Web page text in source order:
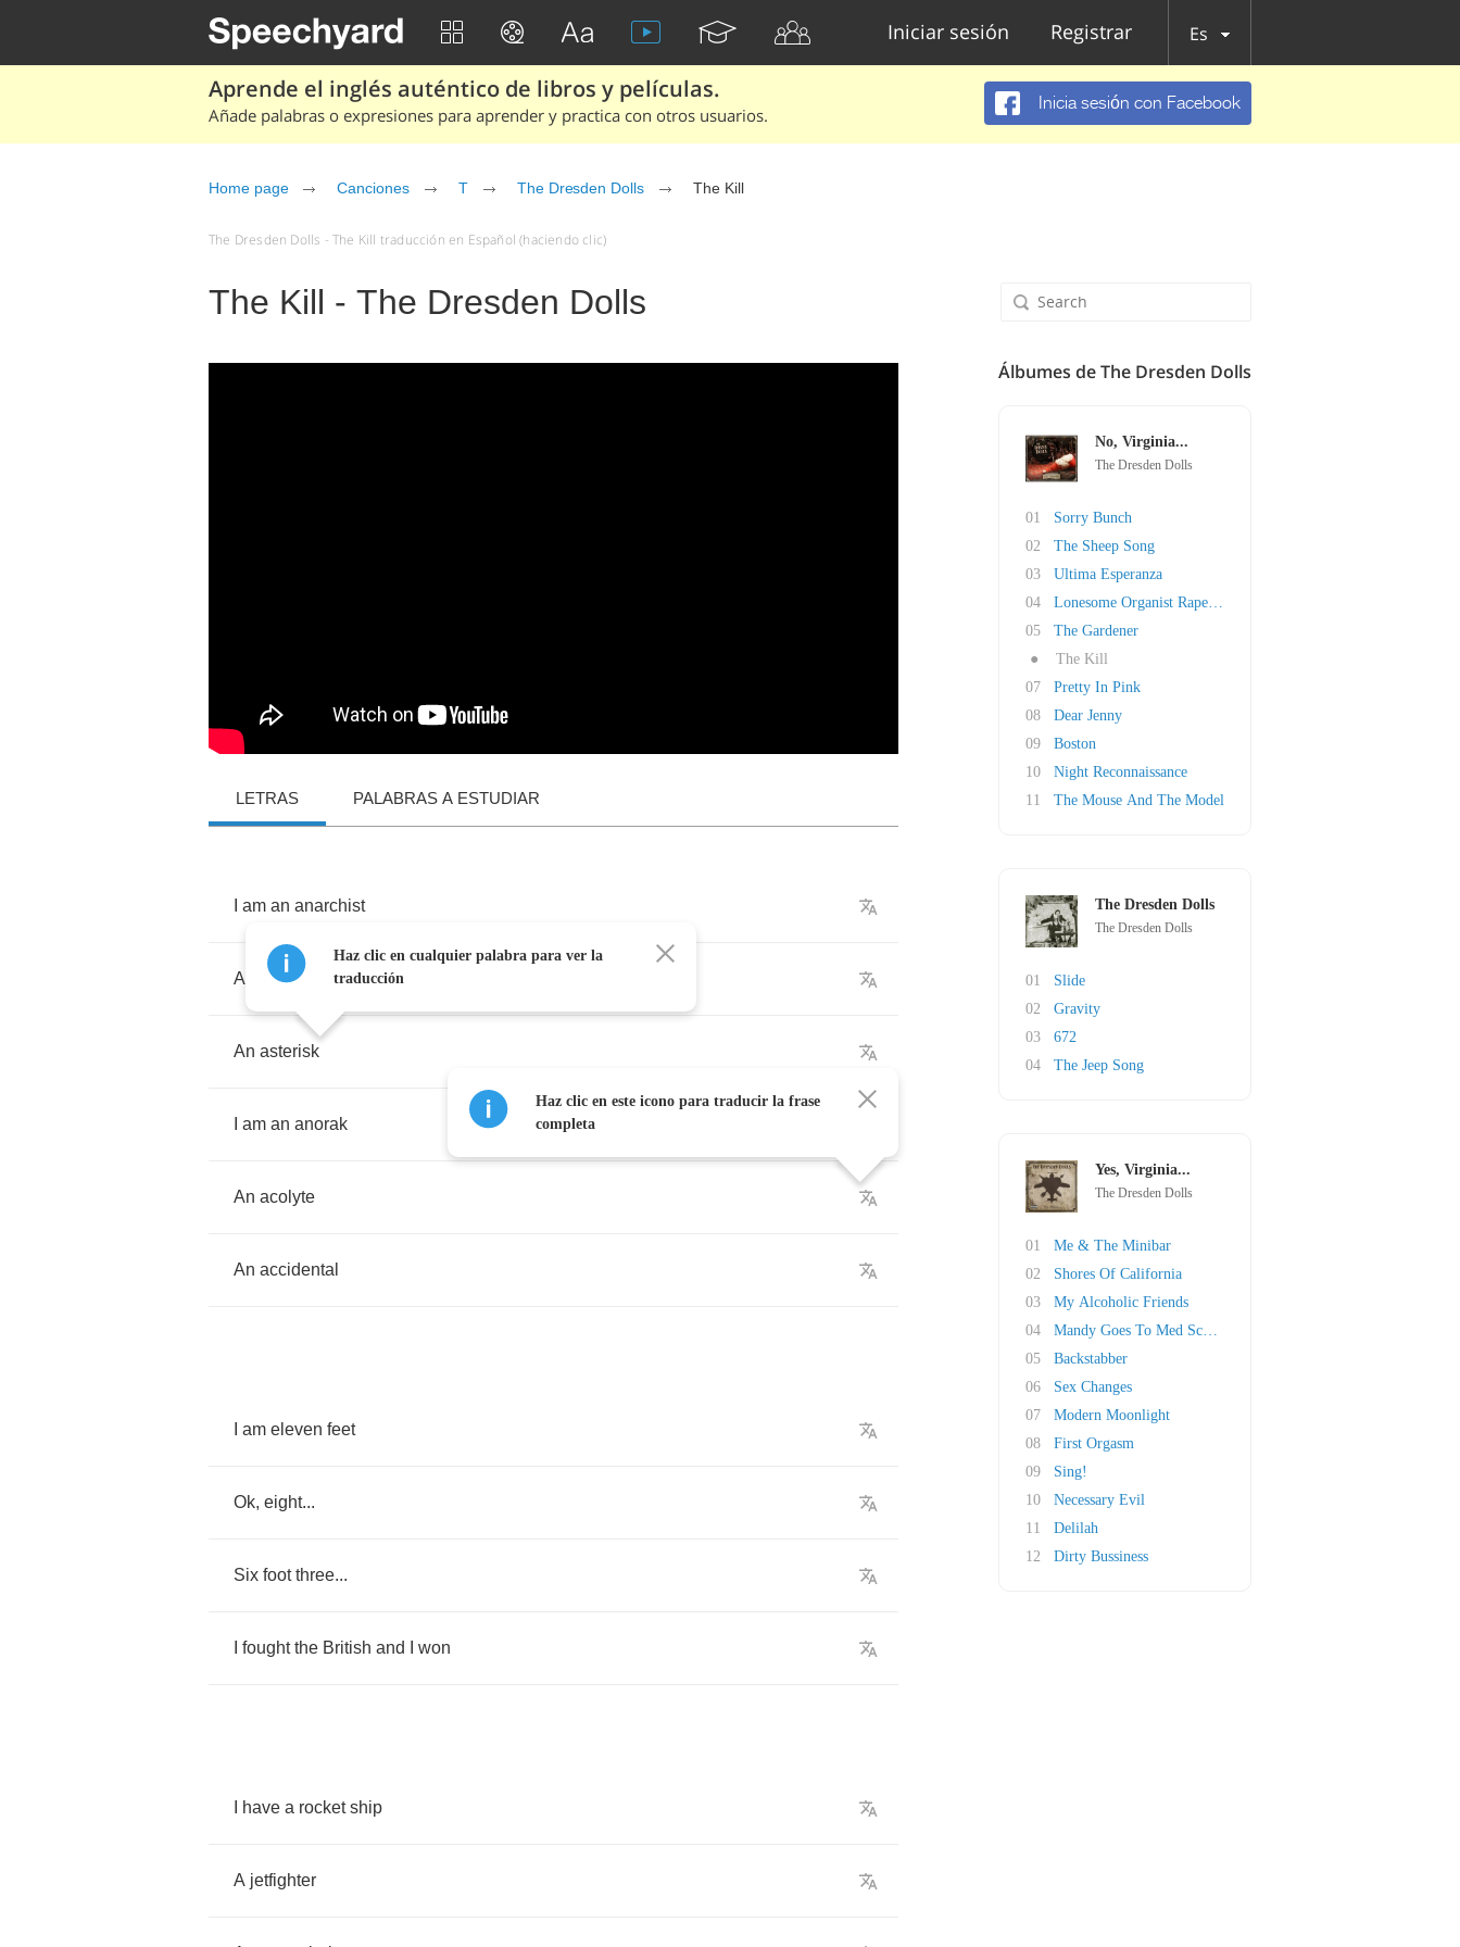
Iniciar sesión Registrar Es
Aprende el inglés auténtico de libros y películas.
Añade palabras o expresiones para aprender y practica con otros usuarios.
Inicia sesión con Facebook
Home page Canciones T The Dresden Dolls The Kill
The Dresden Dolls - The Kill traducción en Español (haciendo clic)
The Kill - The Dresden Dolls
LETRAS PALABRAS A ESTUDIAR
am an anarchist
An antichrist
An asterisk
am an anorak
An acolyte
An accidental
am eleven feet
Ok, eight...
Six foot three...
fought the British and won
have a rocket ship
A jetfighter
Haz clic en cualquier palabra para ver la
traducción
Haz clic en este icono para traducir la frase
completa
Álbumes de The Dresden Dolls
No, Virginia...
The Dresden Dolls
01
Sorry Bunch
02
The Sheep Song
03
Ultima Esperanza
04
Lonesome Organist Rapes Page Turner
05
The Gardener
●
The Kill
07
Pretty In Pink
08
Dear Jenny
09
Boston
10
Night Reconnaissance
11
The Mouse And The Model
The Dresden Dolls
The Dresden Dolls
01
Slide
02
Gravity
03
672
04
The Jeep Song
Yes, Virginia...
The Dresden Dolls
01
Me & The Minibar
02
Shores Of California
03
My Alcoholic Friends
04
Mandy Goes To Med School
05
Backstabber
06
Sex Changes
07
Modern Moonlight
08
First Orgasm
09
Sing!
10
Necessary Evil
11
Delilah
12
Dirty Bussiness